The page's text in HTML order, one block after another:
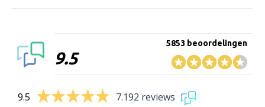
9.5
5853 beoordelingen
9.5 7.192 reviews